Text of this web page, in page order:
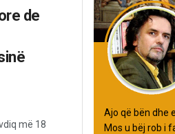
de
më 18
Ajo që bën dhe
Mos u bëj rob i